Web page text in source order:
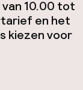
10.00 tot
en het
kiezen voor